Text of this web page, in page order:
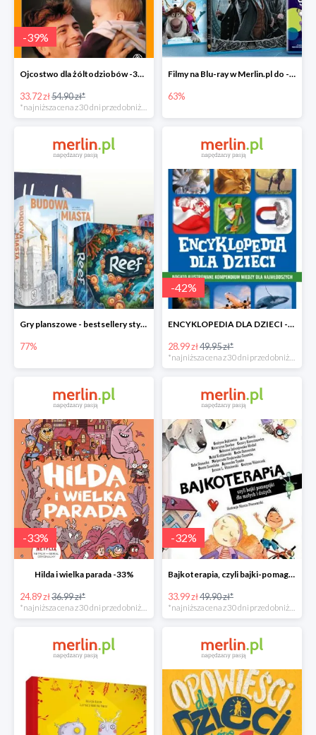
-39%
Ojcostwo dla żóltodziobów -39%
33.72 zł54.90 zł*
Filmy na Blu-ray w Merlin.pl do -63%
63%
Gry planszowe - bestsellery stycznia do -77%
77%
-42%
ENCYKLOPEDIA DLA DZIECI -42%
28.99 zł49.95 zł*
-33%
Hilda i wielka parada -33%
24.89 zł36.99 zł*
*najniższa cena z 30 dni przed obniżką
-32%
Bajkoterapia, czyli bajki-pomagajki dla małych i dużych -32%
33.99 zł49.90 zł*
*najniższa cena z 30 dni przed obniżką